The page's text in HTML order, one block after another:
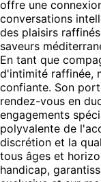
offre une
conversations
des plaisirs
saveurs
En tant que
d'intimité raffinée,
confiante. Son
rendez-vous en
engagements
polyvalente de
discrétion et la
tous âges et
handicap,